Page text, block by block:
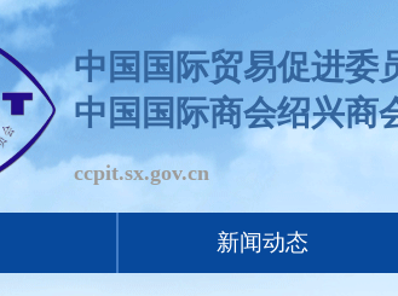
中国国际贸易促进委
中国国际商会绍兴商
ccpit.sx.gov.cn
新闻动态